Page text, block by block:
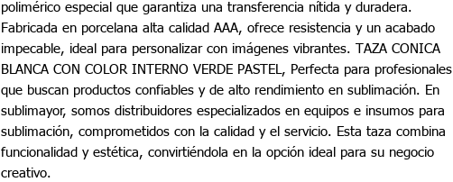
polimérico especial que garantiza una transferencia nítida y duradera.
Fabricada en porcelana alta calidad AAA, ofrece resistencia y un acabado
impecable, ideal para personalizar con imágenes vibrantes. TAZA CONICA
BLANCA CON COLOR INTERNO VERDE PASTEL, Perfecta para profesionales
que buscan productos confiables y de alto rendimiento en sublimación. En
sublimayor, somos distribuidores especializados en equipos e insumos para
sublimación, comprometidos con la calidad y el servicio. Esta taza combina
funcionalidad y estética, convirtiéndola en la opción ideal para su negocio
creativo.